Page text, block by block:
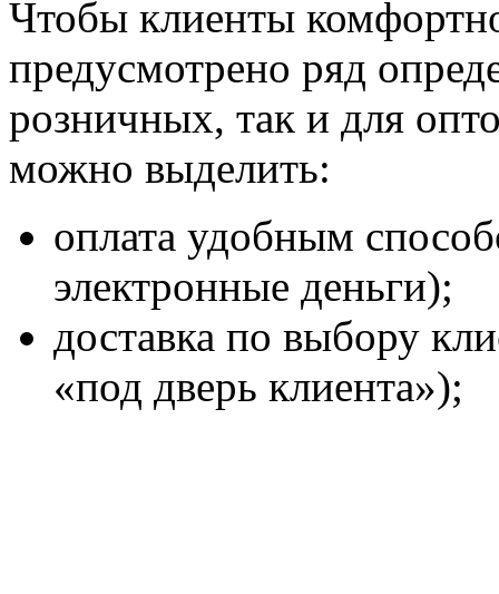
Чтобы клиенты
предусмотрено ряд
розничных, так и для
можно выделить:
оплата удобным
электронные деньги);
доставка по выбору
«под дверь клиента»);